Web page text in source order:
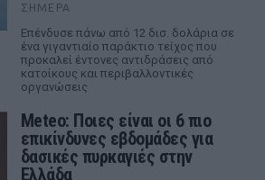
ΣΉΜΕΡΑ
Επένδυσε πάνω από 12 δισ. δολάρια σε
ένα γιγαντιαίο παράκτιο τείχος που
προκαλεί έντονες αντιδράσεις από
κατοίκους και περιβαλλοντικές
οργανώσεις
Meteo: Ποιες είναι οι 6 πιο
επικίνδυνες εβδομάδες για
δασικές πυρκαγιές στην
Ελλάδα